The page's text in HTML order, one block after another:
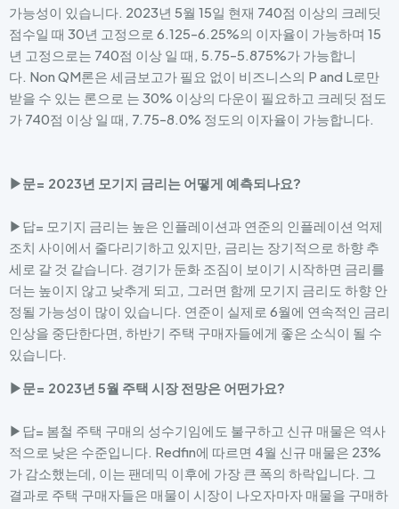
가능성이 있습니다. 2023년 5월 15일 현재 740점 이상의 크레딧
점수일 때 30년 고정으로 6.125-6.25%의 이자율이 가능하며 15
년 고정으로는 740점 이상 일 때, 5.75-5.875%가 가능합니
다. Non QM론은 세금보고가 필요 없이 비즈니스의 P and L로만
받을 수 있는 론으로 는 30% 이상의 다운이 필요하고 크레딧 점도
가 740점 이상 일 때, 7.75-8.0% 정도의 이자율이 가능합니다.
▶문= 2023년 모기지 금리는 어떻게 예측되나요?
▶답= 모기지 금리는 높은 인플레이션과 연준의 인플레이션 억제
조치 사이에서 줄다리기하고 있지만, 금리는 장기적으로 하향 추
세로 갈 것 같습니다. 경기가 둔화 조짐이 보이기 시작하면 금리를
더는 높이지 않고 낮추게 되고, 그러면 함께 모기지 금리도 하향 안
정될 가능성이 많이 있습니다. 연준이 실제로 6월에 연속적인 금리
인상을 중단한다면, 하반기 주택 구매자들에게 좋은 소식이 될 수
있습니다.
▶문= 2023년 5월 주택 시장 전망은 어떤가요?
▶답= 봄철 주택 구매의 성수기임에도 불구하고 신규 매물은 역사
적으로 낮은 수준입니다. Redfin에 따르면 4월 신규 매물은 23%
가 감소했는데, 이는 팬데믹 이후에 가장 큰 폭의 하락입니다. 그
결과로 주택 구매자들은 매물이 시장이 나오자마자 매물을 구매하